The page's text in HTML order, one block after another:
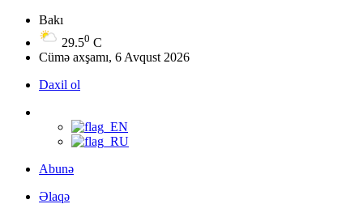
Bakı
29.50 C
Cümə axşamı, 6 Avqust 2026
Daxil ol
Abunə
Əlaqə